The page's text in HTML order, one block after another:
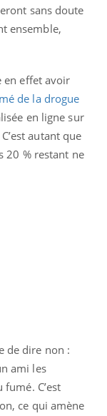
sans doute
ensemble,
en effet avoir
de la drogue
en ligne sur
autant que
20 % restant ne
de dire non :
ami les
C’est
ce qui amène